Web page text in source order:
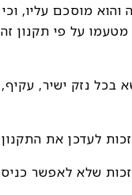
זה והוא מוסכם
על פי תקנון
בכל נזק ישיר,